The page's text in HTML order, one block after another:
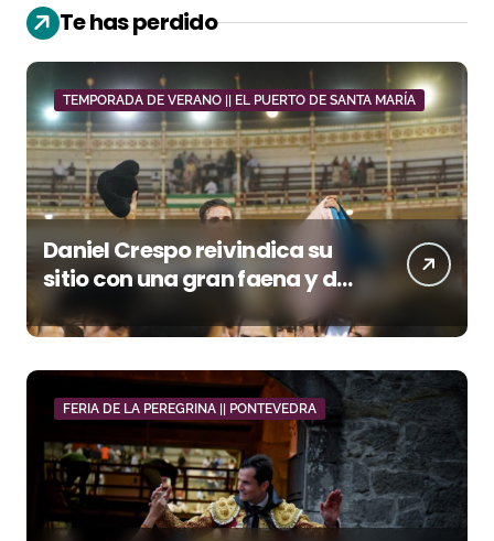
Te has perdido
TEMPORADA DE VERANO || EL PUERTO DE SANTA MARÍA
Daniel Crespo reivindica su
sitio con una gran faena y dos
orejas
FERIA DE LA PEREGRINA || PONTEVEDRA